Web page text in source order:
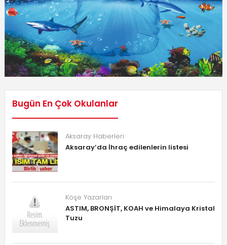
Bugün En Çok Okulanlar
Aksaray Haberleri
Aksaray’da İhraç edilenlerin listesi
Köşe Yazarları
ASTIM, BRONŞİT, KOAH ve Himalaya Kristal
Tuzu